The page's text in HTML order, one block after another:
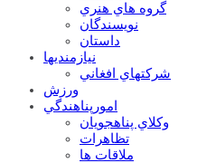
گروه هاي هنري
نويسندگان
داستان
نيازمنديها
شرکتهاي افغاني
ورزش
امورپناهندگي
وکلاي پناهجويان
تظاهرات
ملاقات ها